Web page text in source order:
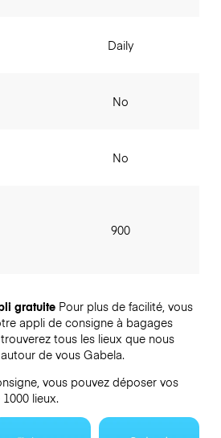
Daily
No
No
900
gratuite Pour plus de facilité, vous
appli de consigne à bagages
tous les lieux que nous
de vous Gabela.
vous pouvez déposer vos
lieux.